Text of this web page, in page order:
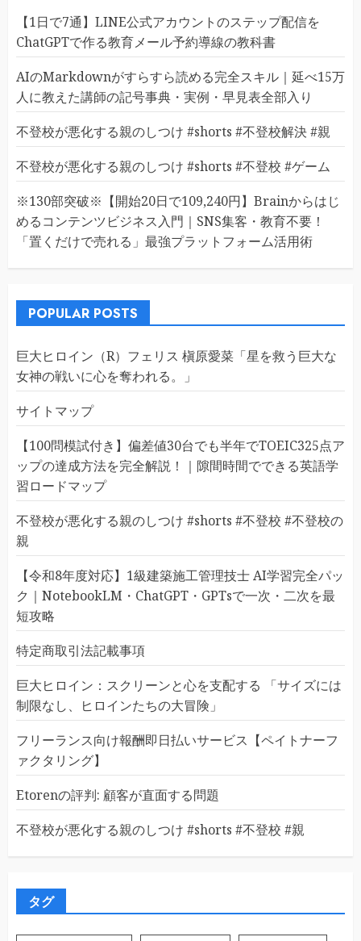
【1日で7通】LINE公式アカウントのステップ配信を
ChatGPTで作る教育メール予約導線の教科書
AIのMarkdownがすらすら読める完全スキル｜延べ15万
人に教えた講師の記号事典・実例・早見表全部入り
不登校が悪化する親のしつけ #shorts #不登校解決 #親
不登校が悪化する親のしつけ #shorts #不登校 #ゲーム
※130部突破※【開始20日で109,240円】Brainからはじ
めるコンテンツビジネス入門｜SNS集客・教育不要！
「置くだけで売れる」最強プラットフォーム活用術
POPULAR POSTS
巨大ヒロイン（R）フェリス 槇原愛菜「星を救う巨大な
女神の戦いに心を奪われる。」
サイトマップ
【100問模試付き】偏差値30台でも半年でTOEIC325点ア
ップの達成方法を完全解説！｜隙間時間でできる英語学
習ロードマップ
不登校が悪化する親のしつけ #shorts #不登校 #不登校の
親
【令和8年度対応】1級建築施工管理技士 AI学習完全パッ
ク｜NotebookLM・ChatGPT・GPTsで一次・二次を最
短攻略
特定商取引法記載事項
巨大ヒロイン：スクリーンと心を支配する 「サイズには
制限なし、ヒロインたちの大冒険」
フリーランス向け報酬即日払いサービス【ペイトナーフ
ァクタリング】
Etorenの評判: 顧客が直面する問題
不登校が悪化する親のしつけ #shorts #不登校 #親
タグ